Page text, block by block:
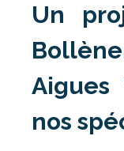
Un
Aigues
nos